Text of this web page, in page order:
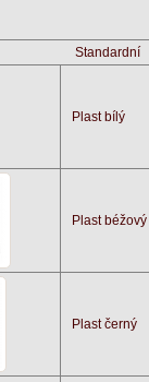
Standardní
Plast bílý
Plast béžový
Plast černý